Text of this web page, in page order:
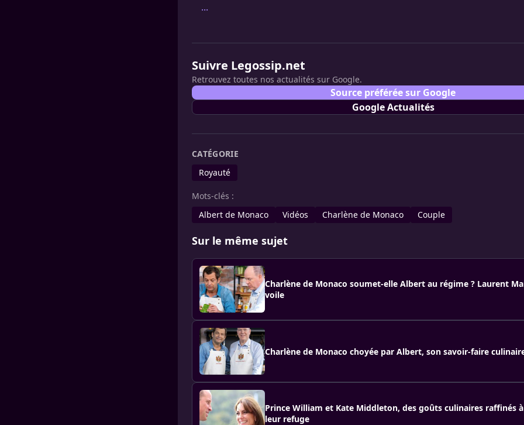
...
Suivre Legossip.net
Retrouvez toutes nos actualités sur Google.
Source préférée sur Google
Google Actualités
CATÉGORIE
Royauté
Mots-clés :
Albert de Monaco
Vidéos Charlène de Monaco Couple
Sur le même sujet
Charlène de Monaco soumet-elle Albert au régime ? Laurent
voile
Charlène de Monaco choyée par Albert, son savoir-faire
Prince William et Kate Middleton, des goûts culinaires raffinés
leur refuge